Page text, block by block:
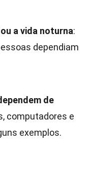
a vida noturna:
dependiam
de
computadores e
exemplos.